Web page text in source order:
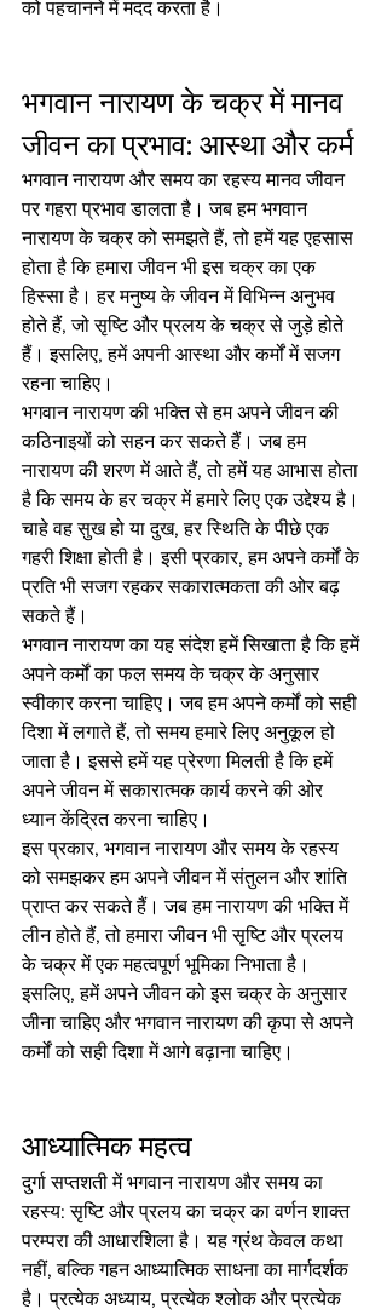
को पहचानने में मदद करता है।
भगवान नारायण के चक्र में मानव
जीवन का प्रभाव: आस्था और कर्म
भगवान नारायण और समय का रहस्य मानव जीवन
पर गहरा प्रभाव डालता है। जब हम भगवान
नारायण के चक्र को समझते हैं, तो हमें यह एहसास
होता है कि हमारा जीवन भी इस चक्र का एक
हिस्सा है। हर मनुष्य के जीवन में विभिन्न अनुभव
होते हैं, जो सृष्टि और प्रलय के चक्र से जुड़े होते
हैं। इसलिए, हमें अपनी आस्था और कर्मों में सजग
रहना चाहिए।
भगवान नारायण की भक्ति से हम अपने जीवन की
कठिनाइयों को सहन कर सकते हैं। जब हम
नारायण की शरण में आते हैं, तो हमें यह आभास होता
है कि समय के हर चक्र में हमारे लिए एक उद्देश्य है।
चाहे वह सुख हो या दुख, हर स्थिति के पीछे एक
गहरी शिक्षा होती है। इसी प्रकार, हम अपने कर्मों के
प्रति भी सजग रहकर सकारात्मकता की ओर बढ़
सकते हैं।
भगवान नारायण का यह संदेश हमें सिखाता है कि हमें
अपने कर्मों का फल समय के चक्र के अनुसार
स्वीकार करना चाहिए। जब हम अपने कर्मों को सही
दिशा में लगाते हैं, तो समय हमारे लिए अनुकूल हो
जाता है। इससे हमें यह प्रेरणा मिलती है कि हमें
अपने जीवन में सकारात्मक कार्य करने की ओर
ध्यान केंद्रित करना चाहिए।
इस प्रकार, भगवान नारायण और समय के रहस्य
को समझकर हम अपने जीवन में संतुलन और शांति
प्राप्त कर सकते हैं। जब हम नारायण की भक्ति में
लीन होते हैं, तो हमारा जीवन भी सृष्टि और प्रलय
के चक्र में एक महत्वपूर्ण भूमिका निभाता है।
इसलिए, हमें अपने जीवन को इस चक्र के अनुसार
जीना चाहिए और भगवान नारायण की कृपा से अपने
कर्मों को सही दिशा में आगे बढ़ाना चाहिए।
आध्यात्मिक महत्व
दुर्गा सप्तशती में भगवान नारायण और समय का
रहस्य: सृष्टि और प्रलय का चक्र का वर्णन शाक्त
परम्परा की आधारशिला है। यह ग्रंथ केवल कथा
नहीं, बल्कि गहन आध्यात्मिक साधना का मार्गदर्शक
है। प्रत्येक अध्याय, प्रत्येक श्लोक और प्रत्येक